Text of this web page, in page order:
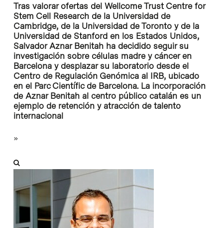
Tras valorar ofertas del Wellcome Trust Centre for
Stem Cell Research de la Universidad de
Cambridge, de la Universidad de Toronto y de la
Universidad de Stanford en los Estados Unidos,
Salvador Aznar Benitah ha decidido seguir su
investigación sobre células madre y cáncer en
Barcelona y desplazar su laboratorio desde el
Centro de Regulación Genómica al IRB, ubicado
en el Parc Científic de Barcelona. La incorporación
de Aznar Benitah al centro público catalán es un
ejemplo de retención y atracción de talento
internacional
»